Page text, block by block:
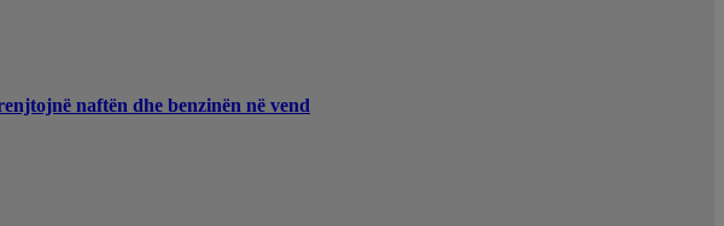
naftën dhe benzinën në vend